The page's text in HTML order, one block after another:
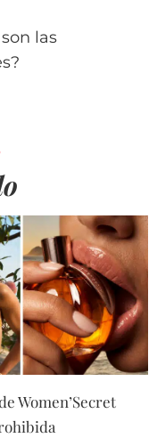
las
Women’Secret